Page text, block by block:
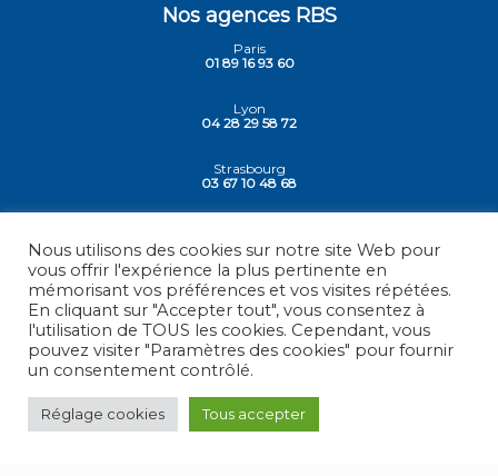
Nos agences RBS
Paris
01 89 16 93 60
Lyon
04 28 29 58 72
Strasbourg
03 67 10 48 68
03 84 78 30 30
© 2026 - RBS - France, Tous droits réservés.
Mentions légales
Nous utilisons des cookies sur notre site Web pour
vous offrir l'expérience la plus pertinente en
mémorisant vos préférences et vos visites répétées.
En cliquant sur "Accepter tout", vous consentez à
l'utilisation de TOUS les cookies. Cependant, vous
pouvez visiter "Paramètres des cookies" pour fournir
un consentement contrôlé.
Réglage cookies Tous accepter